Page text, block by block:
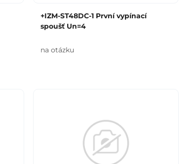
+IZM-ST48DC-1 První vypínací
spoušť Un=4
na otázku